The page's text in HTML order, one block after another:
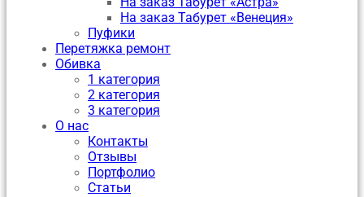
На заказ Табурет «Венеция»
Пуфики
Перетяжка ремонт
Обивка
1 категория
2 категория
3 категория
О нас
Контакты
Отзывы
Портфолио
Статьи